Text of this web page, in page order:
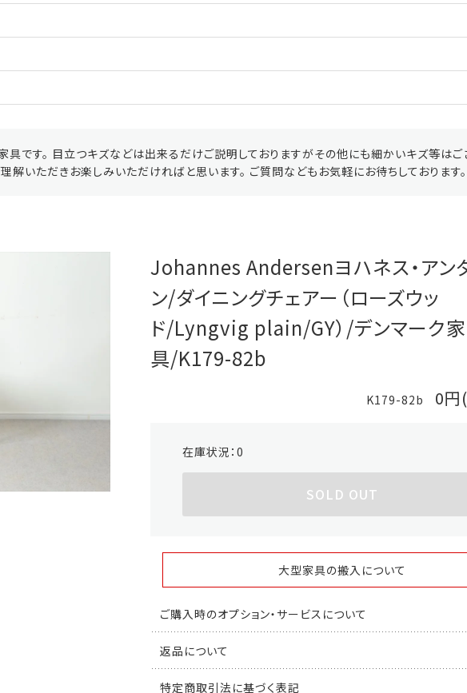
具です。 目立つキズなどは出来るだけご説明しておりますがその他にも細かいキズ等はご
いただきお楽しみいただければと思います。 ご質問などもお気軽にお待ちしております。
Johannes Andersenヨハネス・アン
ン/ダイニングチェアー（ローズウッ
ド/Lyngvig plain/GY）/デンマーク家
具/K179-82b
K179-82b 0円
在庫状況： 0
SOLD OUT
大型家具の搬入について
ご購入時のオプション・サービスについて
返品について
特定商取引法に基づく表記